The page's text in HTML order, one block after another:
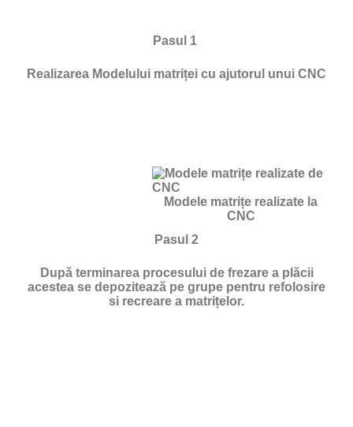
Pasul 1
Realizarea Modelului matriței cu ajutorul unui CNC
Modele matrițe realizate la
CNC
Pasul 2
După terminarea procesului de frezare a plăcii
acestea se depozitează pe grupe pentru refolosire
si recreare a matrițelor.